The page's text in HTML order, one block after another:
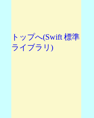
トップへ(Swift 標準
ライブラリ)